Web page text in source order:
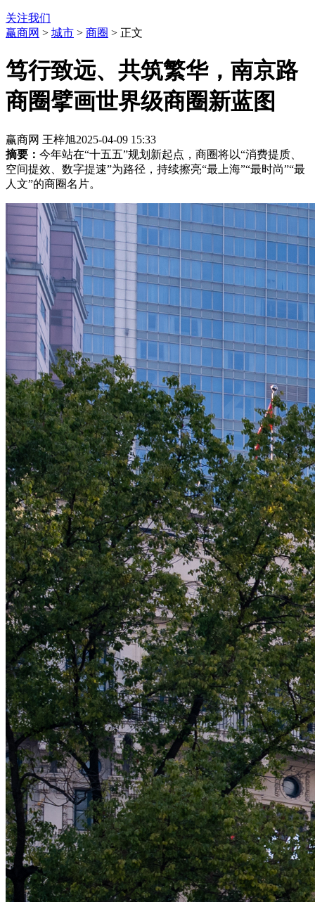
关注我们
赢商网 > 城市 > 商圈 > 正文
笃行致远、共筑繁华，南京路
商圈擘画世界级商圈新蓝图
赢商网 王梓旭2025-04-09 15:33
摘要： 今年站在“十五五”规划新起点，商圈将以“消费提质、
空间提效、数字提速”为路径，持续擦亮“最上海”“最时尚”“最
人文”的商圈名片。